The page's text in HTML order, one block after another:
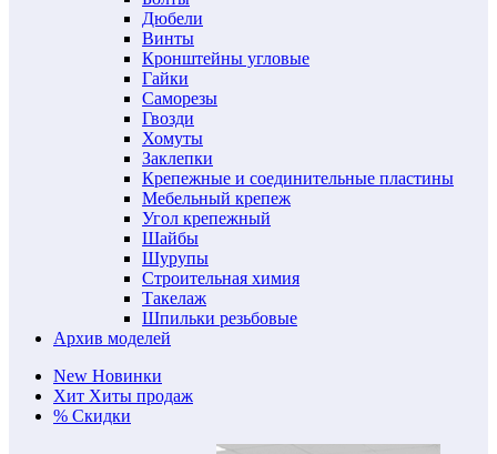
Дюбели
Винты
Кронштейны угловые
Гайки
Саморезы
Гвозди
Хомуты
Заклепки
Крепежные и соединительные пластины
Мебельный крепеж
Угол крепежный
Шайбы
Шурупы
Строительная химия
Такелаж
Шпильки резьбовые
Архив моделей
New Новинки
Хит Хиты продаж
% Скидки